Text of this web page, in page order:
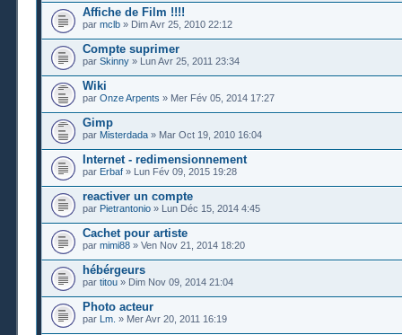
Affiche de Film !!!!
par mclb » Dim Avr 25, 2010 22:12
Compte suprimer
par Skinny » Lun Avr 25, 2011 23:34
Wiki
par Onze Arpents » Mer Fév 05, 2014 17:27
Gimp
par Misterdada » Mar Oct 19, 2010 16:04
Internet - redimensionnement
par Erbaf » Lun Fév 09, 2015 19:28
reactiver un compte
par Pietrantonio » Lun Déc 15, 2014 4:45
Cachet pour artiste
par mimi88 » Ven Nov 21, 2014 18:20
hébérgeurs
par titou » Dim Nov 09, 2014 21:04
Photo acteur
par Lm. » Mer Avr 20, 2011 16:19